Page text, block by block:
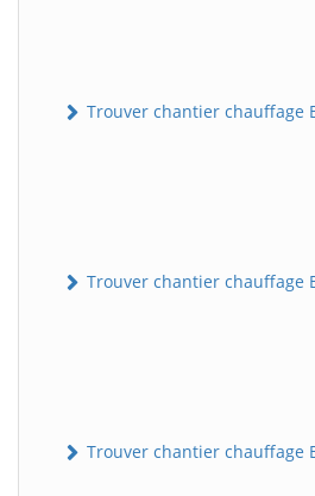
Trouver chantier chauffage
Trouver chantier chauffage
Trouver chantier chauffage